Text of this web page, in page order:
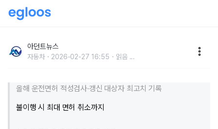
는 '이것', 늦지 않게 서두르세요
아던트뉴스
자동차 2026-02-27 16:55 읽음 ...
올해 운전면허 적성검사·갱신 대상자 최고치 기록
불이행 시 최대 면허 취소까지